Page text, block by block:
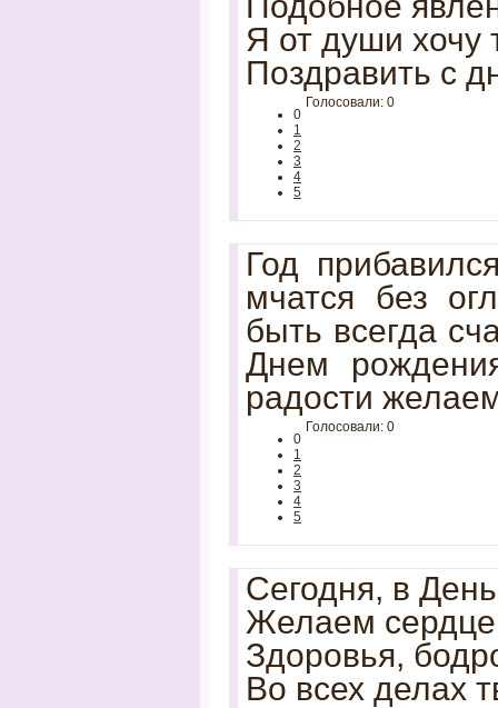
Я от души хочу
Поздравить с
0
1
2
3
4
5
Голосовали: 0
Год
мчатся без
быть всегда
Днем
радости
0
1
2
3
4
5
Голосовали: 0
Сегодня, в
Желаем
Здоровья,
Во всех делах